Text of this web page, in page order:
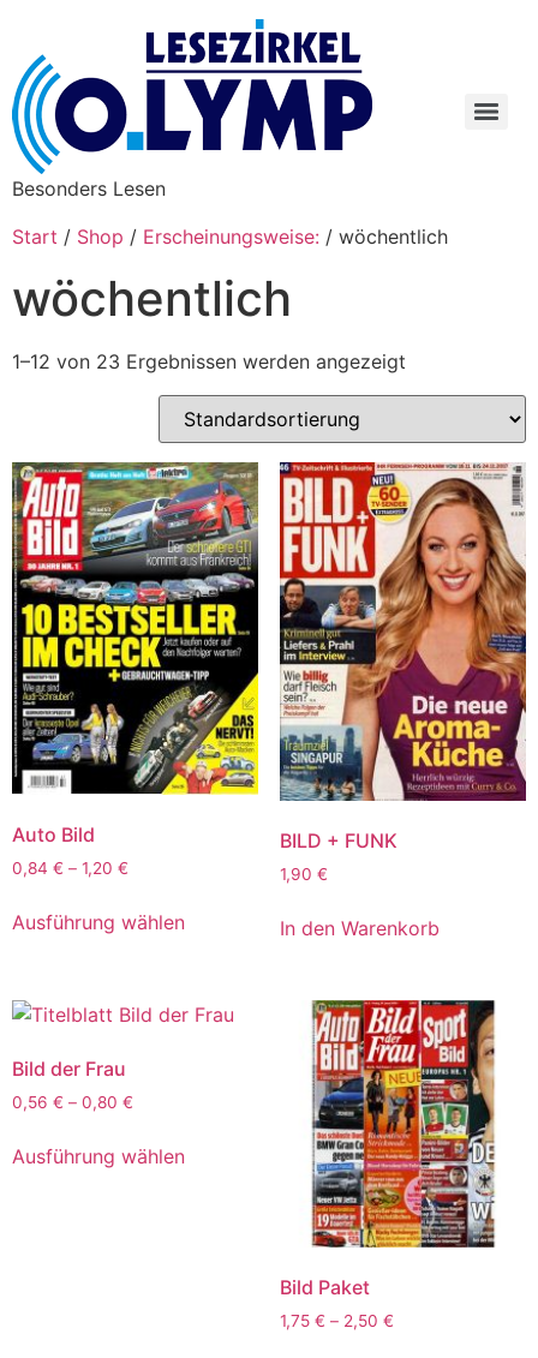
Besonders Lesen
Start / Shop / Erscheinungsweise: / wöchentlich
wöchentlich
1–12 von 23 Ergebnissen werden angezeigt
Auto Bild
0,84 € – 1,20 €
Ausführung wählen
BILD + FUNK
1,90 €
In den Warenkorb
Bild der Frau
0,56 € – 0,80 €
Ausführung wählen
Bild Paket
1,75 € – 2,50 €